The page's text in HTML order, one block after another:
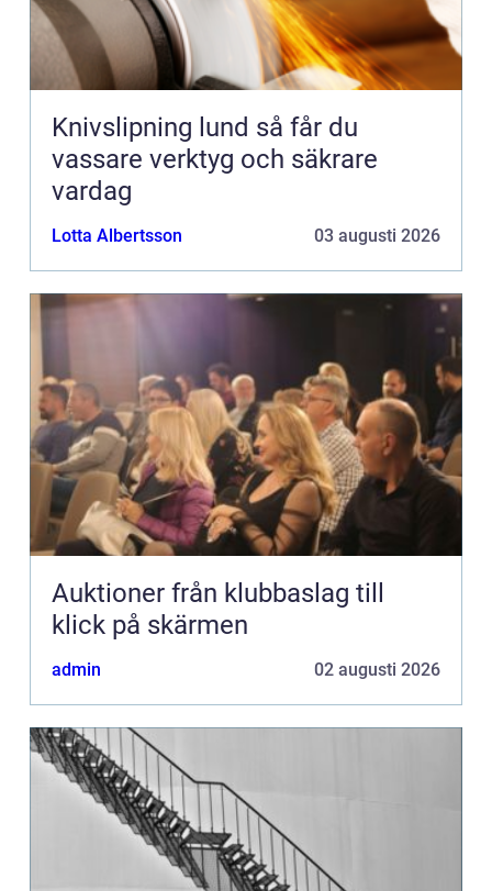
Knivslipning lund så får du
vassare verktyg och säkrare
vardag
Lotta Albertsson 03 augusti 2026
Auktioner från klubbaslag till
klick på skärmen
admin 02 augusti 2026